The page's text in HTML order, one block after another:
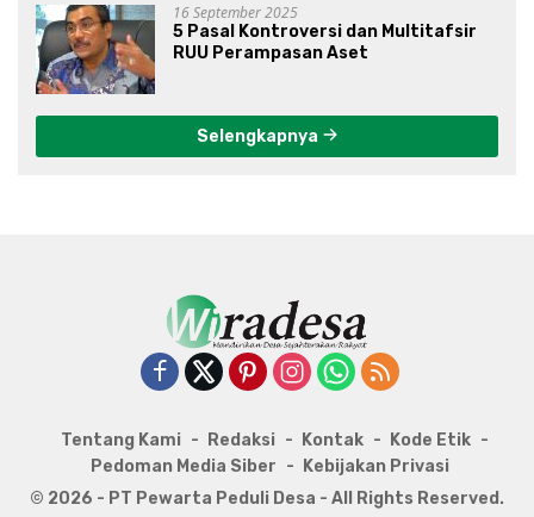
16 September 2025
5 Pasal Kontroversi dan Multitafsir
RUU Perampasan Aset
Selengkapnya
Tentang Kami Redaksi Kontak
Kode Etik
Pedoman Media Siber
Kebijakan Privasi
© 2026 - PT Pewarta Peduli Desa - All Rights Reserved.